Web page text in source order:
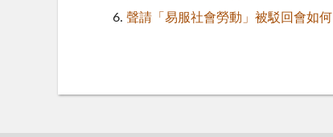
聲請「易服社會勞動」被駁回會如何